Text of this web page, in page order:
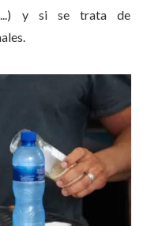
y si se trata de